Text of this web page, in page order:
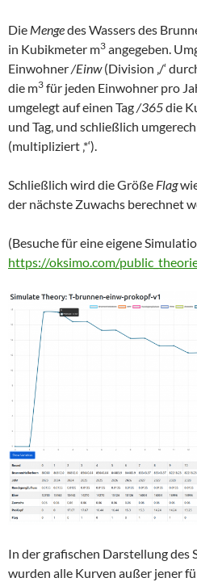
Die Mengedes Wassers des
in Kubikmeter m3 angegeben.
Einwohner/Einw(Division ‚/‘
die m3 für jeden Einwohner pro
umgelegt auf einen Tag/365die
und Tag, und schließlich
(multipliziert ‚*‘).
Schließlich wird die Größe Flag
der nächste Zuwachs berechnet
(Besuche für eine eigene
https://oksimo.com/
In der grafischen Darstellung des
wurden alle Kurven außer jener